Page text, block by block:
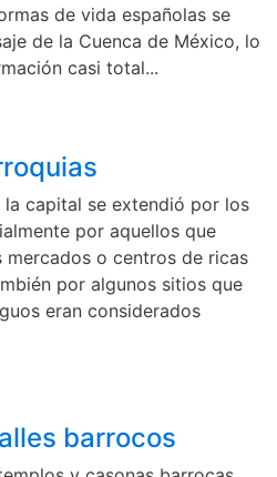
de vida españolas se
de la Cuenca de México, lo
casi total...
capital se extendió por los
por aquellos que
mercados o centros de ricas
por algunos sitios que
eran considerados
barrocos